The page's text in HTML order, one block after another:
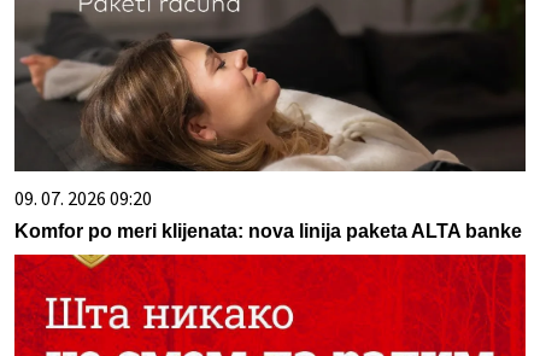
09. 07. 2026 09:20
Komfor po meri klijenata: nova linija paketa ALTA banke